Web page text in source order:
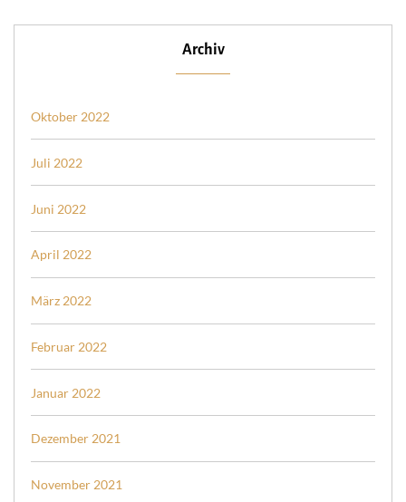
Archiv
Oktober 2022
Juli 2022
Juni 2022
April 2022
März 2022
Februar 2022
Januar 2022
Dezember 2021
November 2021